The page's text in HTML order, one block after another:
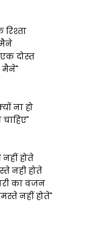
रिश्ता
दोस्त
मैने"
ना हो
नहीं होते
नही होते
का वजन
नहीं होते"